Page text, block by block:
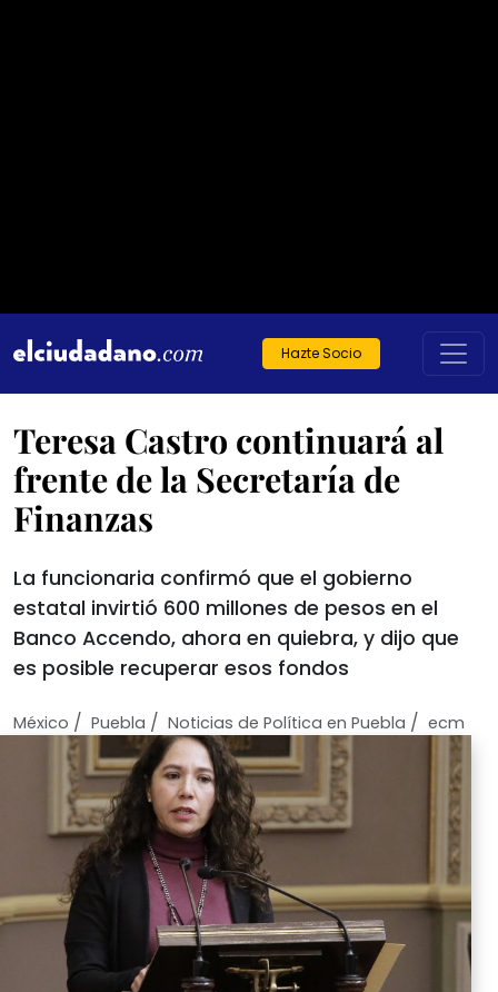
Hazte Socio
Teresa Castro continuará al
frente de la Secretaría de
Finanzas
La funcionaria confirmó que el gobierno
estatal invirtió 600 millones de pesos en el
Banco Accendo, ahora en quiebra, y dijo que
es posible recuperar esos fondos
México / Puebla / Noticias de Política en Puebla / ecm